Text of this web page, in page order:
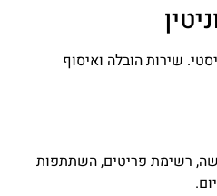
שירות הובלה ואיסוף
רשימת פריטים, השתתפות